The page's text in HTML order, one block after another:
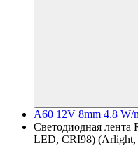
A60 12V 8mm 4.8 W/
Светодиодная лента
LED, CRI98)